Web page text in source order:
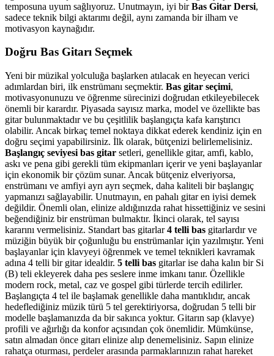
temposuna uyum sağlıyoruz. Unutmayın, iyi birBas Gitar Dersi,
sadece teknik bilgi aktarımı değil, aynı zamanda bir ilham ve
motivasyon kaynağıdır.
Doğru Bas Gitarı Seçmek
Yeni bir müzikal yolculuğa başlarken atılacak en heyecan verici
adımlardan biri, ilk enstrümanı seçmektir. Bas gitar seçimi,
motivasyonunuzu ve öğrenme sürecinizi doğrudan etkileyebilecek
önemli bir karardır. Piyasada sayısız marka, model ve özellikte bas
gitar bulunmaktadır ve bu çeşitlilik başlangıçta kafa karıştırıcı
olabilir. Ancak birkaç temel noktaya dikkat ederek kendiniz için en
doğru seçimi yapabilirsiniz. İlk olarak, bütçenizi belirlemelisiniz.
Başlangıç seviyesi bas gitar setleri, genellikle gitar, amfi, kablo,
askı ve pena gibi gerekli tüm ekipmanları içerir ve yeni başlayanlar
için ekonomik bir çözüm sunar. Ancak bütçeniz elveriyorsa,
enstrümanı ve amfiyi ayrı ayrı seçmek, daha kaliteli bir başlangıç
yapmanızı sağlayabilir. Unutmayın, en pahalı gitar en iyisi demek
değildir. Önemli olan, elinize aldığınızda rahat hissettiğiniz ve sesini
beğendiğiniz bir enstrüman bulmaktır. İkinci olarak, tel sayısı
kararını vermelisiniz. Standart bas gitarlar4 telli bas gitarlardır ve
müziğin büyük bir çoğunluğu bu enstrümanlar için yazılmıştır. Yeni
başlayanlar için klavyeyi öğrenmek ve temel teknikleri kavramak
adına 4 telli bir gitar idealdir. 5 telli bas gitarlar ise daha kalın bir Si
(B) teli ekleyerek daha pes seslere inme imkanı tanır. Özellikle
modern rock, metal, caz ve gospel gibi türlerde tercih edilirler.
Başlangıçta 4 tel ile başlamak genellikle daha mantıklıdır, ancak
hedeflediğiniz müzik türü 5 tel gerektiriyorsa, doğrudan 5 telli bir
modelle başlamanızda da bir sakınca yoktur. Gitarın sap (klavye)
profili ve ağırlığı da konfor açısından çok önemlidir. Mümkünse,
satın almadan önce gitarı elinize alıp denemelisiniz. Sapın elinize
rahatça oturması, perdeler arasında parmaklarınızın rahat hareket